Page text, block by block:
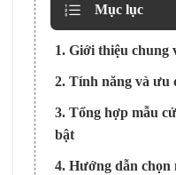
Mục lục
1. Giới thiệu chung
2. Tính năng và ưu
3. Tổng hợp mẫu
bật
4. Hướng dẫn chọn